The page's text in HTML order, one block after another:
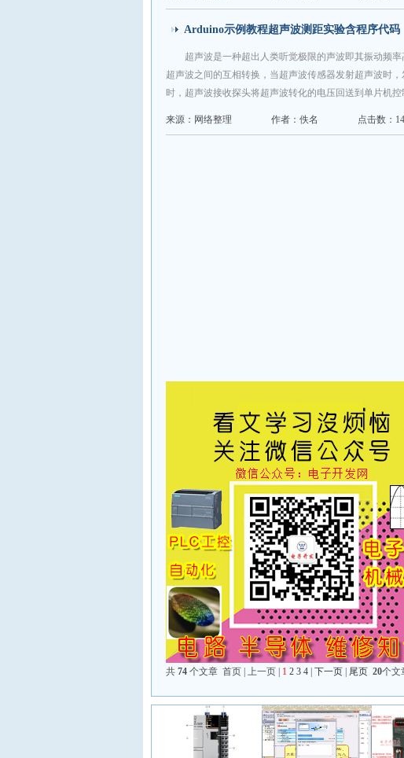
Arduino示例教程超声波测距实验含程序代码
超声波是一种超出人类听觉极限的声波即其振动频
超声波之间的互相转换，当超声波传感器发射超声波时
时，超声波接收探头将超声波转化的电压回送到单片机控
来源：网络整理 作者：佚名 点击数：
共 74 个文章 首页 | 上一页 | 1 2 3 4 下一页 尾页 20个文